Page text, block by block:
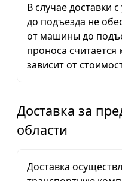
В случае доставки
до подъезда не
от машины до
проноса считается
зависит от
Доставка за
области
Доставка